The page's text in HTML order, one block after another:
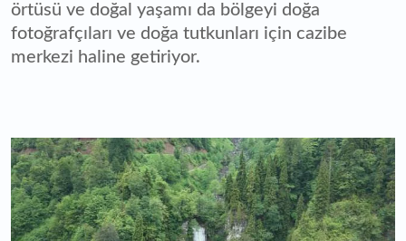
örtüsü ve doğal yaşamı da bölgeyi doğa
fotoğrafçıları ve doğa tutkunları için cazibe
merkezi haline getiriyor.